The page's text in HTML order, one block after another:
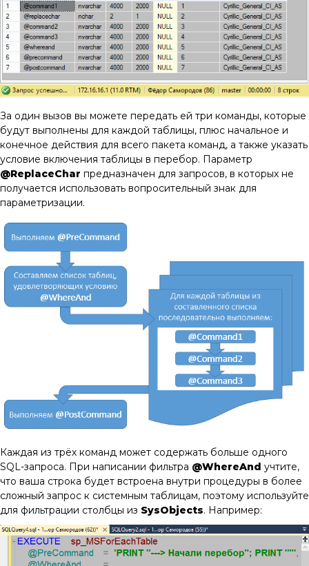
За один вызов вы можете передать ей три команды, которые
будут выполнены для каждой таблицы, плюс начальное и
конечное действия для всего пакета команд, а также указать
условие включения таблицы в перебор. Параметр
@ReplaceChar предназначен для запросов, в которых не
получается использовать вопросительный знак для
параметризации.
Каждая из трёх команд может содержать больше одного
SQL-запроса. При написании фильтра @WhereAnd учтите,
что ваша строка будет встроена внутри процедуры в более
сложный запрос к системным таблицам, поэтому используйте
для фильтрации столбцы из SysObjects. Например: